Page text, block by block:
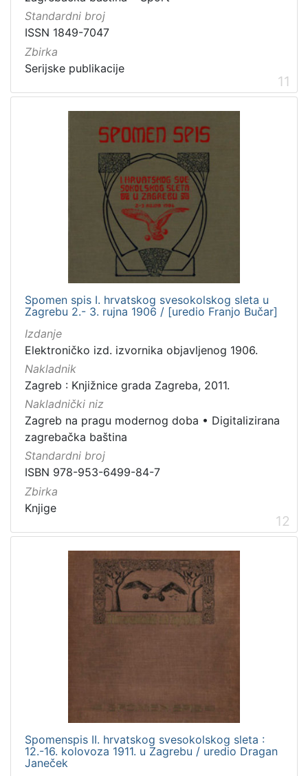
Standardni broj
ISSN 1849-7047
Zbirka
Serijske publikacije
11
Spomen spis I. hrvatskog svesokolskog sleta u
Zagrebu 2.- 3. rujna 1906 / [uredio Franjo Bučar]
Izdanje
Elektroničko izd. izvornika objavljenog 1906.
Nakladnik
Zagreb : Knjižnice grada Zagreba, 2011.
Nakladnički niz
Zagreb na pragu modernog doba • Digitalizirana
zagrebačka baština
Standardni broj
ISBN 978-953-6499-84-7
Zbirka
Knjige
12
Spomenspis II. hrvatskog svesokolskog sleta :
12.-16. kolovoza 1911. u Zagrebu / uredio Dragan
Janeček